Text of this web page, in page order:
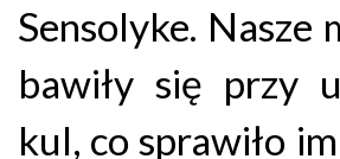
Sensolyke. Nasze
bawiły się przy
kul, co sprawiło